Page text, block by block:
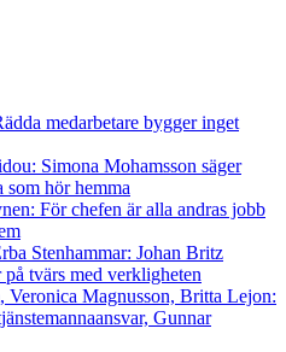
medarbetare bygger inget
Simona Mohamsson säger
hör hemma
För chefen är alla andras jobb
Stenhammar: Johan Britz
tvärs med verkligheten
Veronica Magnusson, Britta Lejon:
Gunnar